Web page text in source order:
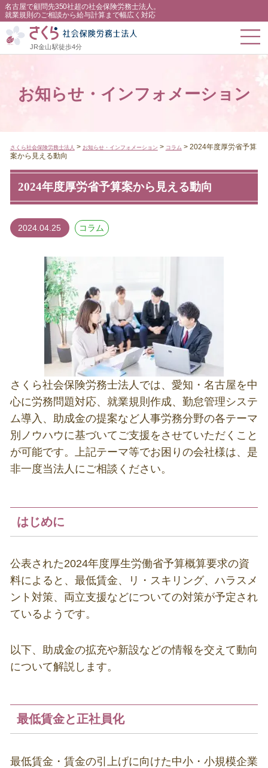
名古屋で顧問先350社超の社会保険労務士法人。
就業規則のご相談から給与計算まで幅広く対応
JR金山駅徒歩4分
お知らせ・インフォメーション
さくら社会保険労務士法人 > お知らせ・インフォメーション > コラム > 2024年度厚労省予算
案から見える動向
2024年度厚労省予算案から見える動向
2024.04.25 コラム
さくら社会保険労務士法人では、愛知・名古屋を中
心に労務問題対応、就業規則作成、勤怠管理システ
ム導入、助成金の提案など人事労務分野の各テーマ
別ノウハウに基づいてご支援をさせていただくこと
が可能です。上記テーマ等でお困りの会社様は、是
非一度当法人にご相談ください。
はじめに
公表された2024年度厚生労働省予算概算要求の資
料によると、最低賃金、リ・スキリング、ハラスメ
ント対策、両立支援などについての対策が予定され
ているようです。
以下、助成金の拡充や新設などの情報を交えて動向
について解説します。
最低賃金と正社員化
最低賃⾦・賃⾦の引上げに向けた中小・小規模企業